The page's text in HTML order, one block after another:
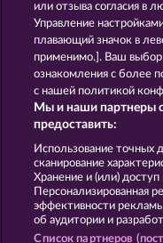
Правила
О компании
Партнерская
или отзыва согласия в
Управление
плавающий значок в
применимо.]. Ваш выбор
ознакомления с более
с нашей политикой
Мы и наши партнеры
предоставить:
Использование точных
сканирование
Хранение и (или)
Персонализированная
эффективности
об аудитории и
Список партнеров